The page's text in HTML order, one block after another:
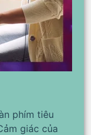
phím tiêu
giác của